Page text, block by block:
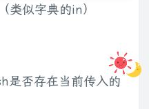
类似字典的in）
是否存在当前传入的